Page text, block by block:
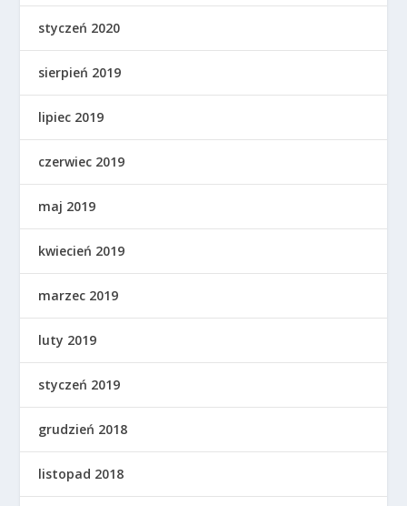
styczeń 2020
sierpień 2019
lipiec 2019
czerwiec 2019
maj 2019
kwiecień 2019
marzec 2019
luty 2019
styczeń 2019
grudzień 2018
listopad 2018